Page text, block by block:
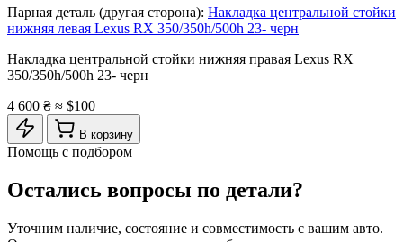
Парная деталь (другая сторона): Накладка центральной стойки
нижняя левая Lexus RX 350/350h/500h 23- черн
Накладка центральной стойки нижняя правая Lexus RX
350/350h/500h 23- черн
4 600 ₴ ≈ $100
В корзину
Помощь с подбором
Остались вопросы по детали?
Уточним наличие, состояние и совместимость с вашим авто.